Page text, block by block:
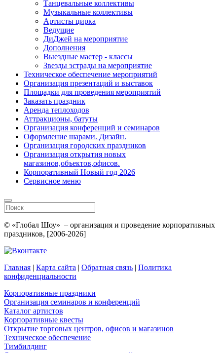
Танцевальные коллективы
Музыкальные коллективы
Артисты цирка
Ведущие
ДиДжей на мероприятие
Дополнения
Выездные мастер - классы
Звезды эстрады на мероприятие
Техническое обеспечение мероприятий
Организация презентаций и выставок
Площадки для проведения мероприятий
Заказать праздник
Аренда теплоходов
Аттракционы, батуты
Организация конференций и семинаров
Оформление шарами. Дизайн.
Организация городских праздников
Организация открытия новых
магазинов,объектов,офисов.
Корпоративный Новый год 2026
Сервисное меню
© «Глобал Шоу» – организация и проведение корпоративных
праздников, [2006-2026]
Главная Карта сайта Обратная связь
Политика
конфиденциальности
Корпоративные праздники
Организация семинаров и конференций
Каталог артистов
Корпоративные квесты
Открытие торговых центров, офисов и магазинов
Техническое обеспечение
Тимбилдинг